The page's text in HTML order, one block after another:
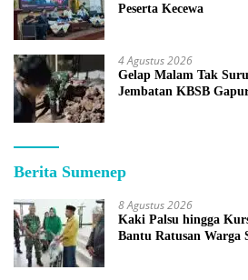
Peserta Kecewa
4 Agustus 2026
Gelap Malam Tak
Jembatan KBSB
Berita Sumenep
8 Agustus 2026
Kaki Palsu hingga
Bantu Ratusan Warga